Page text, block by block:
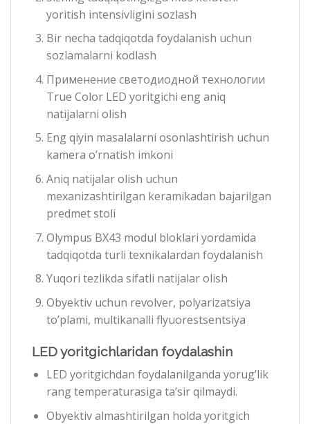
yoritish intensivligini sozlash
Bir necha tadqiqotda foydalanish uchun
sozlamalarni kodlash
Применение светодиодной технологии
True Color LED yoritgichi eng aniq
natijalarni olish
Eng qiyin masalalarni osonlashtirish uchun
kamera o’rnatish imkoni
Aniq natijalar olish uchun
mexanizashtirilgan keramikadan bajarilgan
predmet stoli
Olympus BX43 modul bloklari yordamida
tadqiqotda turli texnikalardan foydalanish
Yuqori tezlikda sifatli natijalar olish
Obyektiv uchun revolver, polyarizatsiya
to’plami, multikanalli flyuorestsentsiya
LED yoritgichlaridan foydalashin
LED yoritgichdan foydalanilganda yorug’lik
rang temperaturasiga ta’sir qilmaydi.
Obyektiv almashtirilgan holda yoritgich